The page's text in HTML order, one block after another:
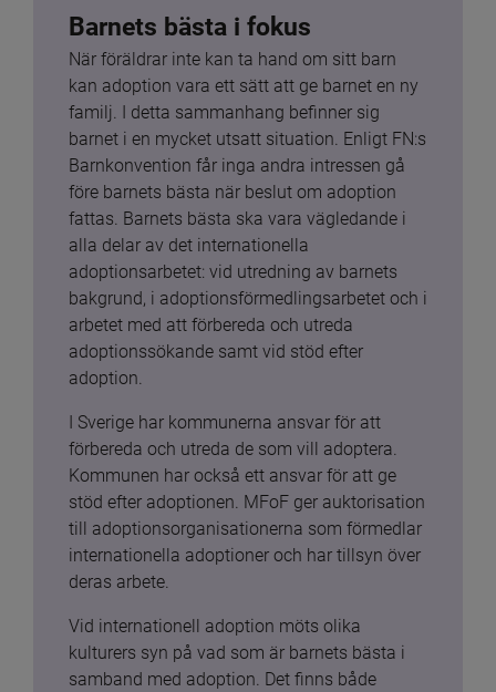
Barnets bästa i fokus
När föräldrar inte kan ta hand om sitt barn
kan adoption vara ett sätt att ge barnet en ny
familj. I detta sammanhang befinner sig
barnet i en mycket utsatt situation. Enligt FN:s
Barnkonvention får inga andra intressen gå
före barnets bästa när beslut om adoption
fattas. Barnets bästa ska vara vägledande i
alla delar av det internationella
adoptionsarbetet: vid utredning av barnets
bakgrund, i adoptionsförmedlingsarbetet och i
arbetet med att förbereda och utreda
adoptionssökande samt vid stöd efter
adoption.
I Sverige har kommunerna ansvar för att
förbereda och utreda de som vill adoptera.
Kommunen har också ett ansvar för att ge
stöd efter adoptionen. MFoF ger auktorisation
till adoptionsorganisationerna som förmedlar
internationella adoptioner och har tillsyn över
deras arbete.
Vid internationell adoption möts olika
kulturers syn på vad som är barnets bästa i
samband med adoption. Det finns både